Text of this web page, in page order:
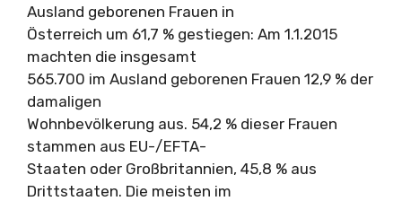
Ausland geborenen Frauen in
Österreich um 61,7 % gestiegen: Am 1.1.2015
machten die insgesamt
565.700 im Ausland geborenen Frauen 12,9 % der
damaligen
Wohnbevölkerung aus. 54,2 % dieser Frauen
stammen aus EU-/EFTA-
Staaten oder Großbritannien, 45,8 % aus
Drittstaaten. Die meisten im